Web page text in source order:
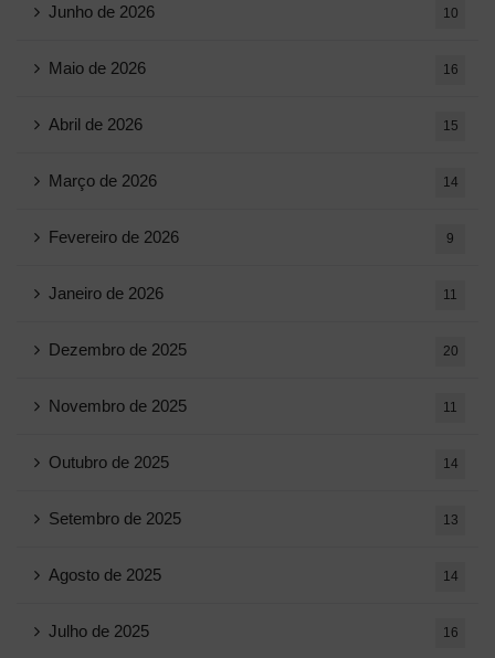
Junho de 2026 10
Maio de 2026 16
Abril de 2026 15
Março de 2026 14
Fevereiro de 2026 9
Janeiro de 2026 11
Dezembro de 2025 20
Novembro de 2025 11
Outubro de 2025 14
Setembro de 2025 13
Agosto de 2025 14
Julho de 2025 16